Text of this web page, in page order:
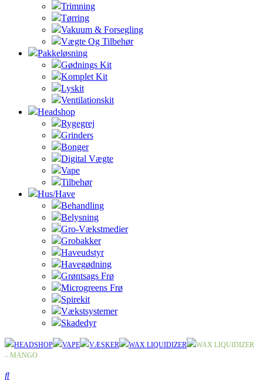
Trimning
Tørring
Vakuum & Forsegling
Vægte Og Tilbehør
Pakkeløsning
Gødnings Kit
Komplet Kit
Lyskit
Ventilationskit
Headshop
Rygegrej
Grinders
Bonger
Digital Vægte
Vape
Tilbehør
Hus/Have
Behandling
Belysning
Gro-Vækstmedier
Grobakker
Haveudstyr
Havegødning
Grøntsags Frø
Microgreens Frø
Spirekit
Vækstsystemer
Skadedyr
HEADSHOP VAPE VÆSKER WAX LIQUIDIZER
WAX LIQUIDIZER
– MANGO